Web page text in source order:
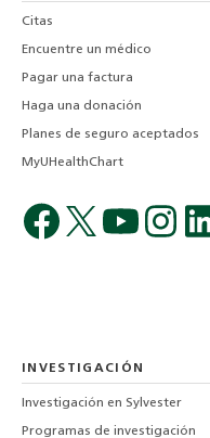
Citas
Encuentre un médico
Pagar una factura
Haga una donación
Planes de seguro aceptados
MyUHealthChart
INVESTIGACIÓN
Investigación en Sylvester
Programas de investigación